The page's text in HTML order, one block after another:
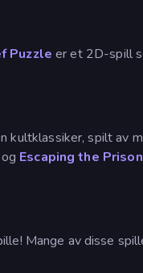
Puzzle er et 2D-spill
kultklassiker, spilt av
og Escaping the Prison
Mange av disse